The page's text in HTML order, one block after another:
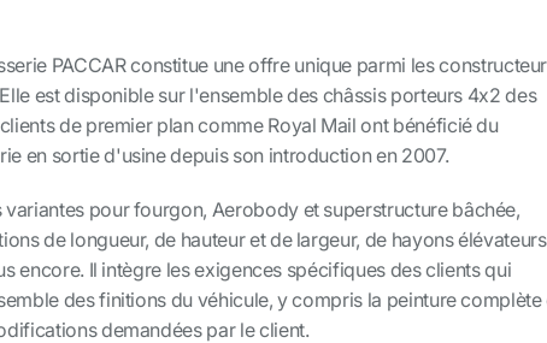
PACCAR constitue une offre unique parmi les
est disponible sur l'ensemble des châssis porteurs 4x2 des
clients de premier plan comme Royal Mail ont bénéficié du
en sortie d'usine depuis son introduction en 2007.
pour fourgon, Aerobody et superstructure bâchée,
de longueur, de hauteur et de largeur, de hayons élévateurs
encore. Il intègre les exigences spécifiques des clients qui
des finitions du véhicule, y compris la peinture complète
demandées par le client.